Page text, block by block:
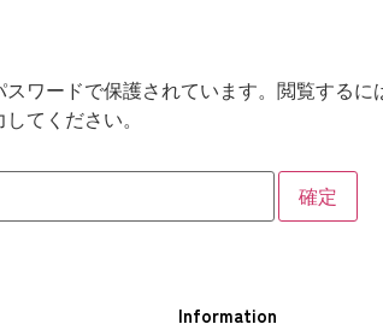
スワードで保護されています。閲覧するに
てください。
Information